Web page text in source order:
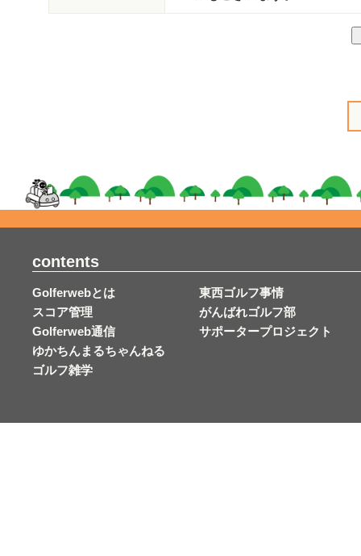
contents
Golferwebとは
スコア管理
Golferweb通信
ゆかちんまるちゃんねる
ゴルフ雑学
東西ゴルフ事情
がんばれゴルフ部
サポータープロジェクト